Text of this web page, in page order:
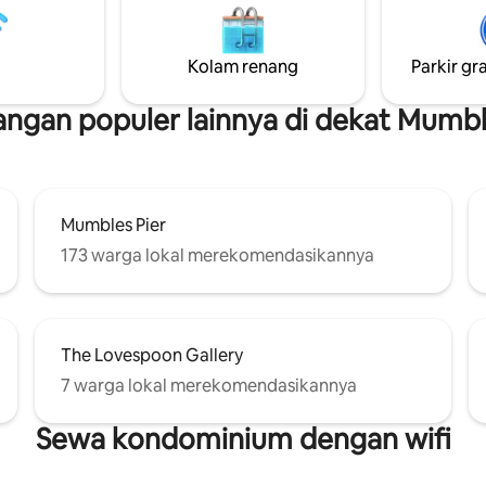
taman halaman pribadi
mandi air panas dan
atau bersantai di teras depan
menikmati kehidupan
pemandangan laut yang
kamar mandi & lounge mewah.
berada di lokasi ideal untuk
pantai Gower yang indah di
Tidak diperbolehkan
peliharaan, maaf
Kolam renang Parkir
populer lainnya di dekat
Mumbles Pier
173 warga lokal merekomendasikannya
The Lovespoon Gallery
7 warga lokal merekomendasikannya
Sewa kondominium dengan wifi